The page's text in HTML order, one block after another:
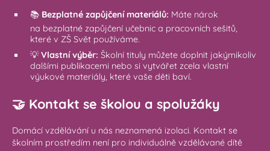
📚 Bezplatné zapůjčení materiálů: Máte nárok
na bezplatné zapůjčení učebnic a pracovních sešitů,
které v ZŠ Svět používáme.
💡Vlastní výběr: Školní tituly můžete doplnit jakýmikoliv
dalšími publikacemi nebo si vytvářet zcela vlastní
výukové materiály, které vaše děti baví.
🤝 Kontakt se školou a spolužáky
Domácí vzdělávání u nás neznamená izolaci. Kontakt se
školním prostředím není pro individuálně vzdělávané dítě